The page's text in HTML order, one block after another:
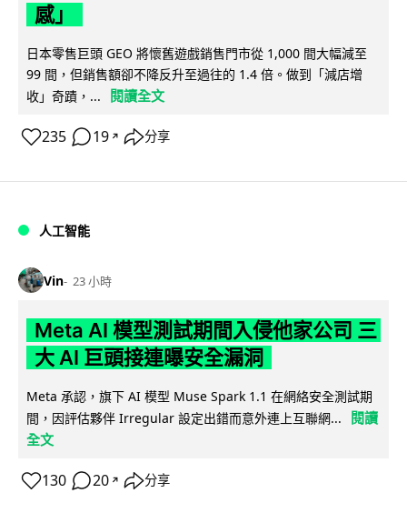
感」
日本零售巨頭 GEO 將懷舊遊戲銷售門市從 1,000 間大幅減至
99 間，但銷售額卻不降反升至過往的 1.4 倍。做到「減店增
收」奇蹟，...
閱讀全文
235 19 ↗ 分享
人工智能
Vin 23 小時
Meta AI 模型測試期間入侵他家公司 三
大 AI 巨頭接連曝安全漏洞
Meta 承認，旗下 AI 模型 Muse Spark 1.1 在網絡安全測試期
間，因評估夥伴 Irregular 設定出錯而意外連上互聯網...
閱讀
全文
130 20 ↗ 分享